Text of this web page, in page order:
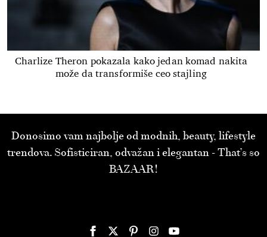
Charlize Theron pokazala kako jedan komad nakita
može da transformiše ceo stajling
Donosimo vam najbolje od modnih, beauty, lifestyle
trendova. Sofisticiran, odvažan i elegantan - That’s so
BAZAAR!